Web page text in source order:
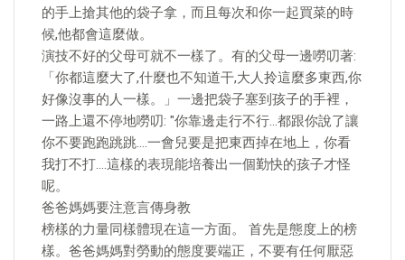
的手上搶其他的袋子拿，而且每次和你一起買菜的時
候,他都會這麼做。
演技不好的父母可就不一樣了。有的父母一邊嘮叨著:
「你都這麼大了,什麼也不知道干,大人拎這麼多東西,你
好像沒事的人一樣。」一邊把袋子塞到孩子的手裡，
一路上還不停地嘮叨: "你靠邊走行不行…都跟你說了讓
你不要跑跑跳跳….一會兒要是把東西掉在地上，你看
我打不打….這樣的表現能培養出一個勤快的孩子才怪
呢。
爸爸媽媽要注意言傳身教
榜樣的力量同樣體現在這一方面。 首先是態度上的榜
樣。爸爸媽媽對勞動的態度要端正，不要有任何厭惡